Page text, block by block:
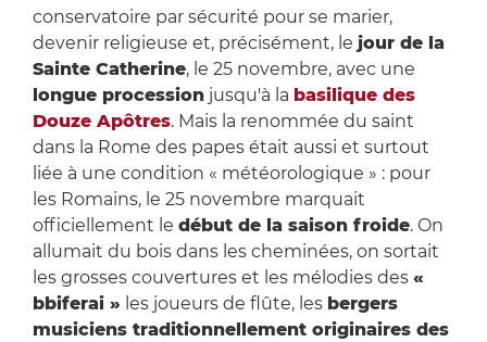
conservatoire par sécurité pour se marier,
devenir religieuse et, précisément, le jour de la
Sainte Catherine, le 25 novembre, avec une
longue processionjusqu'à la basilique des
Douze Apôtres. Mais la renommée du saint
dans la Rome des papes était aussi et surtout
liée à une condition « météorologique » : pour
les Romains, le 25 novembre marquait
officiellement le début de la saison froide. On
allumait du bois dans les cheminées, on sortait
les grosses couvertures et les mélodies des «
bbiferai » les joueurs de flûte, les bergers
musiciens traditionnellement originaires des